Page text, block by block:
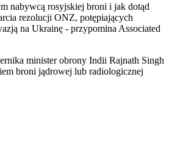
nabywcą rosyjskiej broni i jak dotąd
rezolucji ONZ, potępiających
na Ukrainę - przypomina Associated
minister obrony Indii Rajnath Singh
broni jądrowej lub radiologicznej